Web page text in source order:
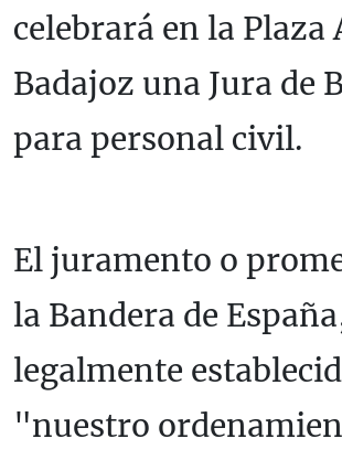
celebrará en la Plaza
Badajoz una Jura de
para personal civil.
El juramento o
la Bandera de
legalmente
"nuestro